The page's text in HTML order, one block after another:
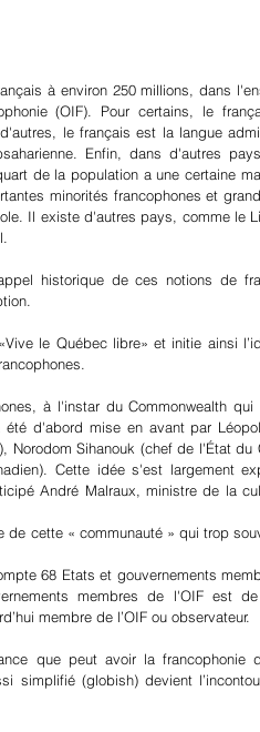
à environ 250 millions, dans
(OIF). Pour certains, le
le français est la langue
Enfin, dans d'autres
de la population a une certaine
minorités francophones et
Il existe d'autres pays, comme le
historique de ces notions de
le Québec libre» et initie ainsi
à l'instar du Commonwealth
d'abord mise en avant par
Norodom Sihanouk (chef de l'État du
Cette idée s'est largement
André Malraux, ministre de la
de cette « communauté » qui trop
68 Etats et gouvernements
membres de l'OIF est
membre de l’OIF ou observateur.
que peut avoir la francophonie
simplifié (globish) devient